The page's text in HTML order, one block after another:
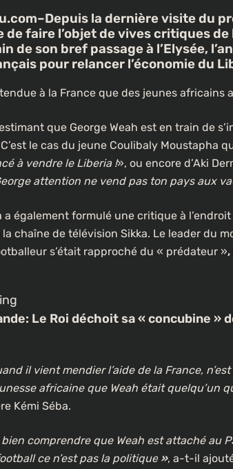
la dernière visite du
faire l’objet de vives critiques de
de son bref passage à l’Elysée,
pour relancer l’économie du
à la France que des jeunes
que George Weah est en train de
le cas du jeune Coulibaly Moustapha
à vendre le Liberia !», ou encore d’Aki
attention ne vend pas ton pays aux
a également formulé une critique à
la chaîne de télévision Sikka. Le leader du
s’était rapproché du « prédateur »,
Le Roi déchoit sa « concubine »
il vient mendier l’aide de la France,
africaine que Weah était quelqu’un
Kémi Séba.
comprendre que Weah est attaché au
ce n’est pas la politique », a-t-il